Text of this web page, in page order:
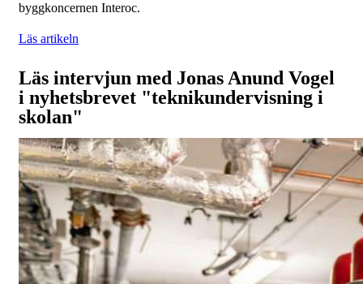
byggkoncernen Interoc.
Läs artikeln
Läs intervjun med Jonas Anund Vogel
i nyhetsbrevet "teknikundervisning i
skolan"